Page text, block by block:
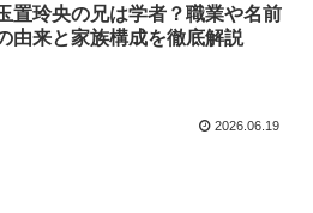
置玲央の兄は学者？職業や名前
由来と家族構成を徹底解説
2026.06.19